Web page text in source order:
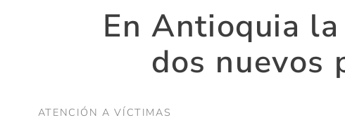
En Antioquia
dos nuevos
ATENCIÓN A VÍCTIMAS